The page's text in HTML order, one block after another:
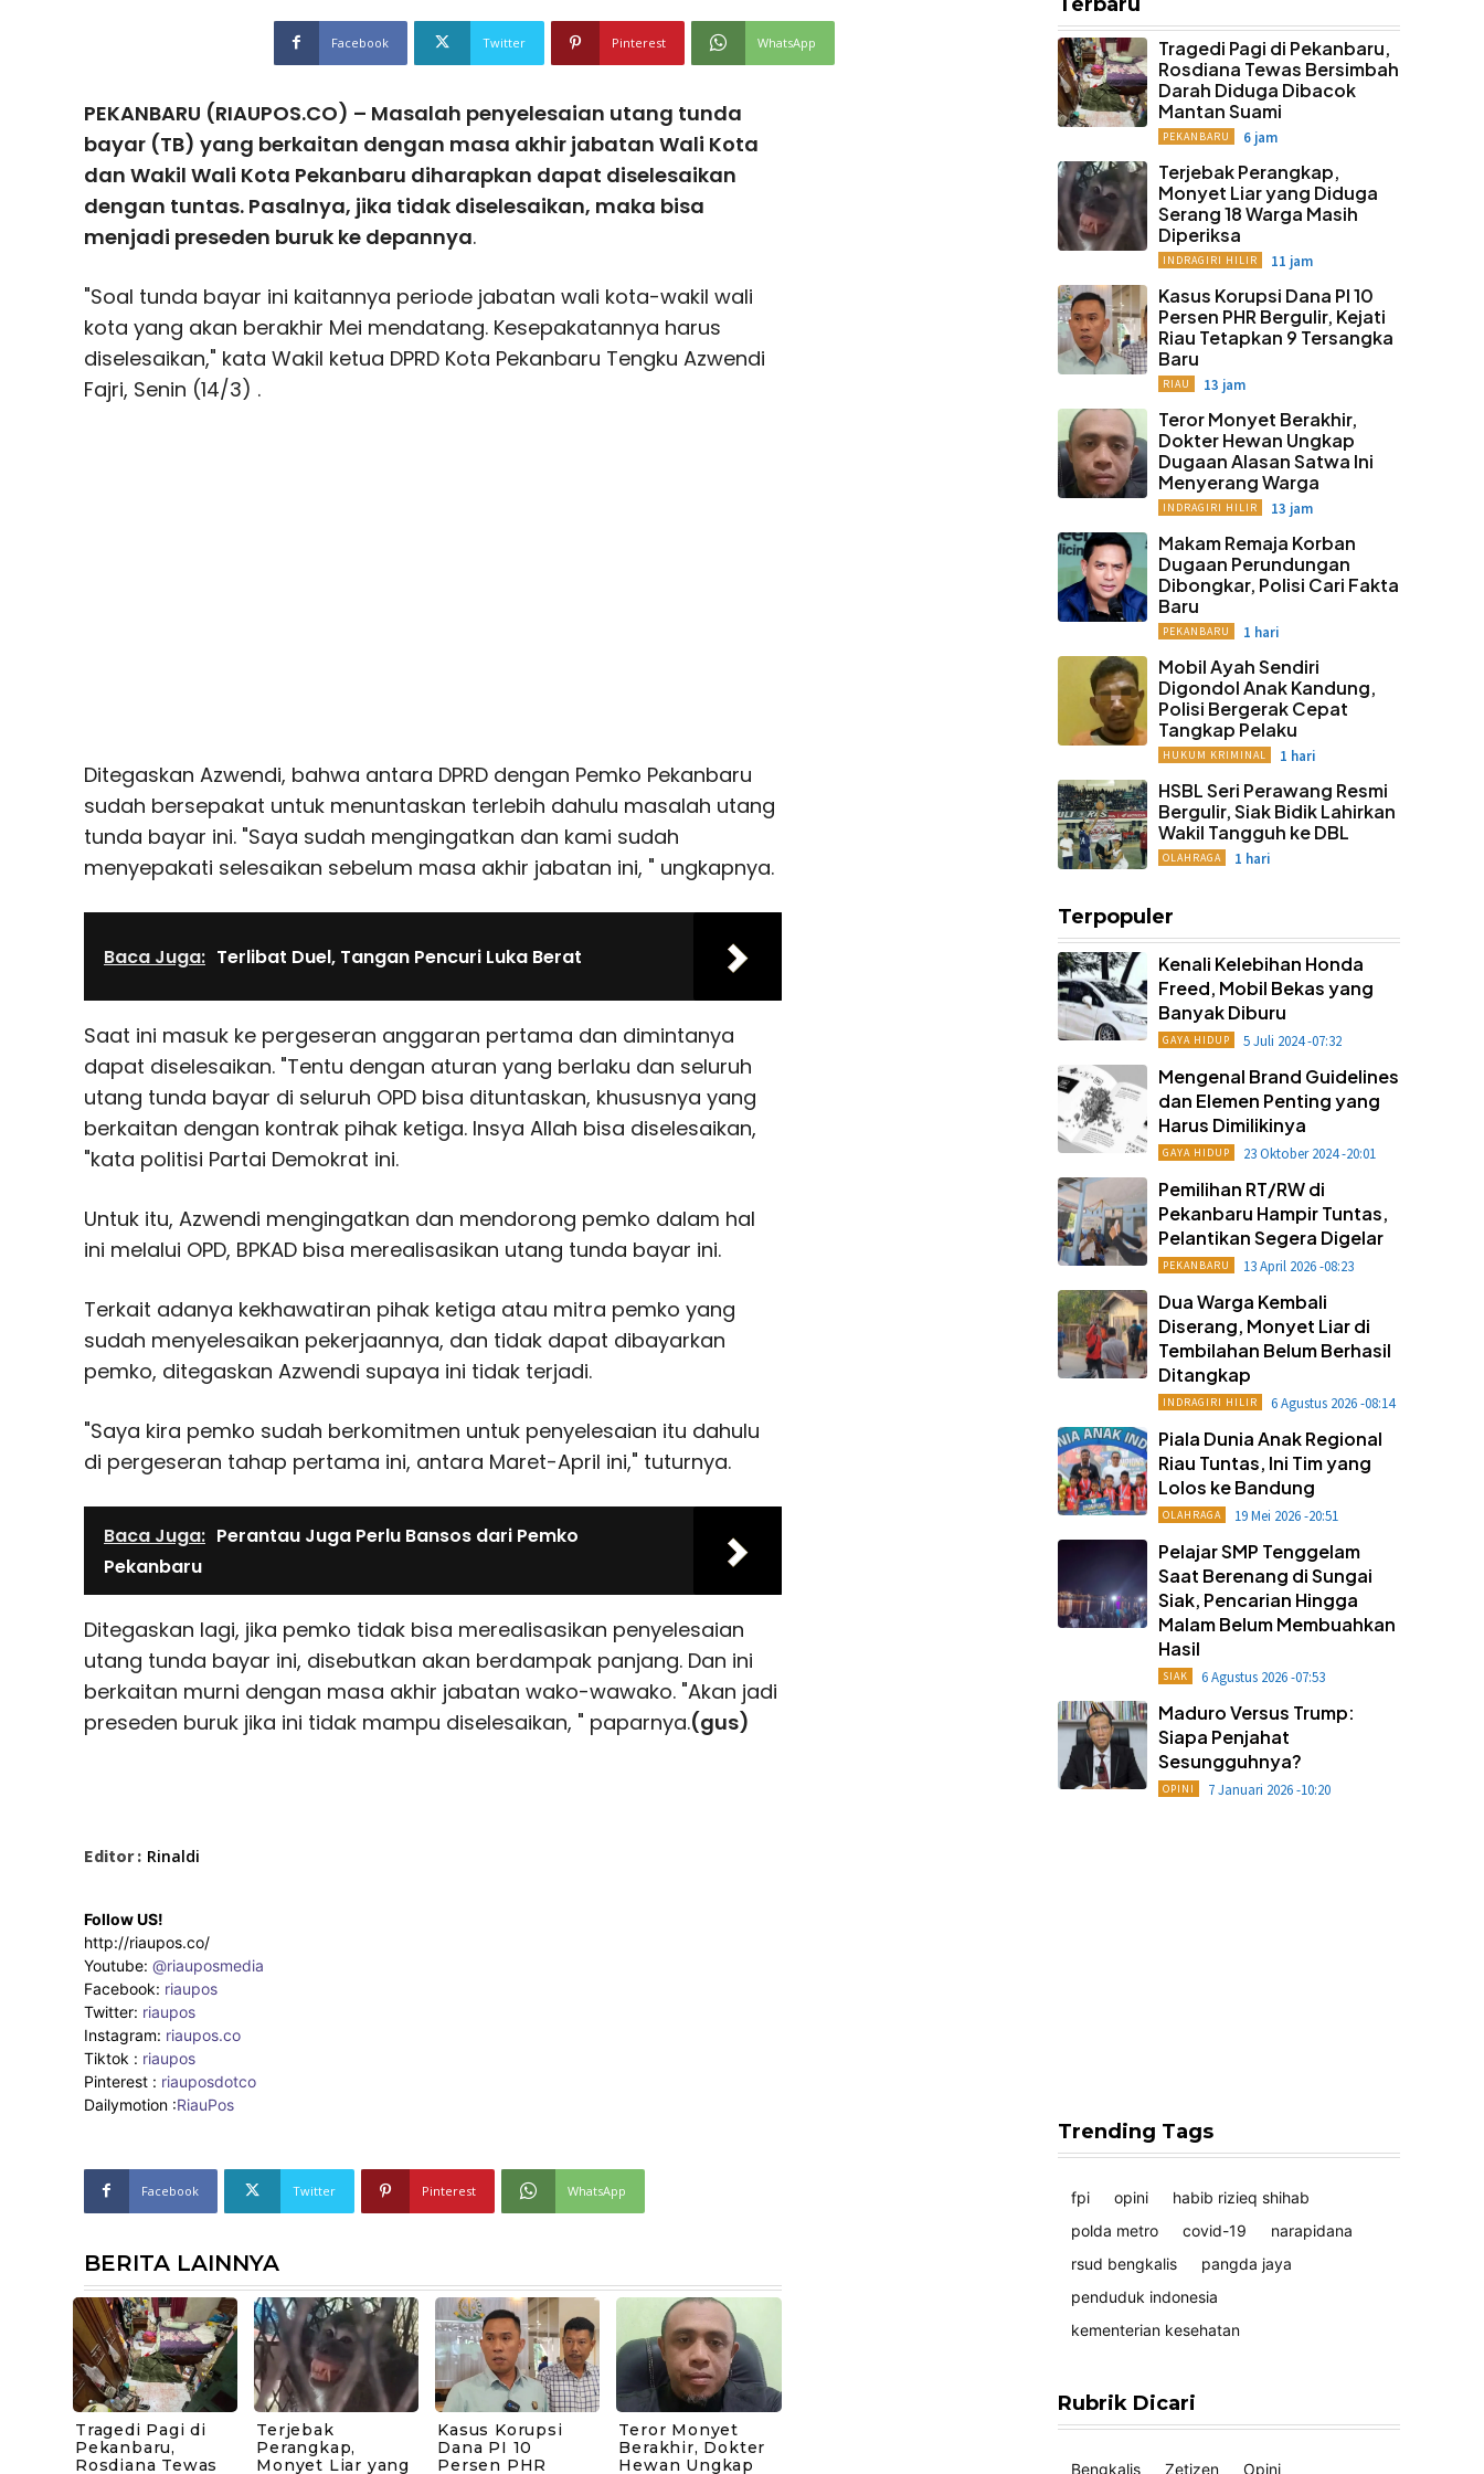
Facebook Twitter Pinterest WhatsApp
PEKANBARU (RIAUPOS.CO) – Masalah penyelesaian utang tunda
bayar (TB) yang berkaitan dengan masa akhir jabatan Wali Kota
dan Wakil Wali Kota Pekanbaru diharapkan dapat diselesaikan
dengan tuntas. Pasalnya, jika tidak diselesaikan, maka bisa
menjadi preseden buruk ke depannya.
"Soal tunda bayar ini kaitannya periode jabatan wali kota-wakil wali
kota yang akan berakhir Mei mendatang. Kesepakatannya harus
diselesaikan," kata Wakil ketua DPRD Kota Pekanbaru Tengku Azwendi
Fajri, Senin (14/3) .
Ditegaskan Azwendi, bahwa antara DPRD dengan Pemko Pekanbaru
sudah bersepakat untuk menuntaskan terlebih dahulu masalah utang
tunda bayar ini. "Saya sudah mengingatkan dan kami sudah
menyepakati selesaikan sebelum masa akhir jabatan ini, " ungkapnya.
Baca Juga: Terlibat Duel, Tangan Pencuri Luka Berat
Saat ini masuk ke pergeseran anggaran pertama dan dimintanya
dapat diselesaikan. "Tentu dengan aturan yang berlaku dan seluruh
utang tunda bayar di seluruh OPD bisa dituntaskan, khususnya yang
berkaitan dengan kontrak pihak ketiga. Insya Allah bisa diselesaikan,
"kata politisi Partai Demokrat ini.
Untuk itu, Azwendi mengingatkan dan mendorong pemko dalam hal
ini melalui OPD, BPKAD bisa merealisasikan utang tunda bayar ini.
Terkait adanya kekhawatiran pihak ketiga atau mitra pemko yang
sudah menyelesaikan pekerjaannya, dan tidak dapat dibayarkan
pemko, ditegaskan Azwendi supaya ini tidak terjadi.
"Saya kira pemko sudah berkomitmen untuk penyelesaian itu dahulu
di pergeseran tahap pertama ini, antara Maret-April ini," tuturnya.
Baca Juga: Perantau Juga Perlu Bansos dari Pemko
Pekanbaru
Ditegaskan lagi, jika pemko tidak bisa merealisasikan penyelesaian
utang tunda bayar ini, disebutkan akan berdampak panjang. Dan ini
berkaitan murni dengan masa akhir jabatan wako-wawako. "Akan jadi
preseden buruk jika ini tidak mampu diselesaikan, " paparnya.(gus)
Editor : Rinaldi
Follow US!
http://riaupos.co/
Youtube: @riauposmedia
Facebook: riaupos
Twitter: riaupos
Instagram: riaupos.co
Tiktok : riaupos
Pinterest : riauposdotco
Dailymotion :RiauPos
Facebook Twitter Pinterest WhatsApp
BERITA LAINNYA
Tragedi Pagi di
Pekanbaru,
Rosdiana Tewas
Terjebak
Perangkap,
Monyet Liar yang
Kasus Korupsi
Dana PI 10
Persen PHR
Teror Monyet
Berakhir, Dokter
Hewan Ungkap
Tragedi Pagi di Pekanbaru,
Rosdiana Tewas Bersimbah
Darah Diduga Dibacok
Mantan Suami
PEKANBARU 6 jam
Terjebak Perangkap,
Monyet Liar yang Diduga
Serang 18 Warga Masih
Diperiksa
INDRAGIRI HILIR 11 jam
Kasus Korupsi Dana PI 10
Persen PHR Bergulir, Kejati
Riau Tetapkan 9 Tersangka
Baru
RIAU 13 jam
Teror Monyet Berakhir,
Dokter Hewan Ungkap
Dugaan Alasan Satwa Ini
Menyerang Warga
INDRAGIRI HILIR 13 jam
Makam Remaja Korban
Dugaan Perundungan
Dibongkar, Polisi Cari Fakta
Baru
PEKANBARU 1 hari
Mobil Ayah Sendiri
Digondol Anak Kandung,
Polisi Bergerak Cepat
Tangkap Pelaku
HUKUM KRIMINAL 1 hari
HSBL Seri Perawang Resmi
Bergulir, Siak Bidik Lahirkan
Wakil Tangguh ke DBL
OLAHRAGA 1 hari
Terpopuler
Kenali Kelebihan Honda
Freed, Mobil Bekas yang
Banyak Diburu
GAYA HIDUP 5 Juli 2024 -07:32
Mengenal Brand Guidelines
dan Elemen Penting yang
Harus Dimilikinya
GAYA HIDUP 23 Oktober 2024 -20:01
Pemilihan RT/RW di
Pekanbaru Hampir Tuntas,
Pelantikan Segera Digelar
PEKANBARU 13 April 2026 -08:23
Dua Warga Kembali
Diserang, Monyet Liar di
Tembilahan Belum Berhasil
Ditangkap
INDRAGIRI HILIR 6 Agustus 2026 -08:14
Piala Dunia Anak Regional
Riau Tuntas, Ini Tim yang
Lolos ke Bandung
OLAHRAGA 19 Mei 2026 -20:51
Pelajar SMP Tenggelam
Saat Berenang di Sungai
Siak, Pencarian Hingga
Malam Belum Membuahkan
Hasil
SIAK 6 Agustus 2026 -07:53
Maduro Versus Trump:
Siapa Penjahat
Sesungguhnya?
OPINI 7 Januari 2026 -10:20
Trending Tags
fpi opini
habib rizieq shihab
polda metro
covid-19
narapidana
rsud bengkalis
pangda jaya
penduduk indonesia
kementerian kesehatan
Rubrik Dicari
Bengkalis Zetizen Opini